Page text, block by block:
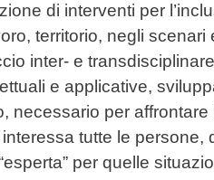
di interventi per
territorio, negli scenari
inter- e
e applicative,
necessario per
tutte le persone,
per quelle